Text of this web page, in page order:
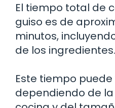
El tiempo total de
guiso es de
minutos,
de los ingredientes.
Este tiempo
dependiendo de